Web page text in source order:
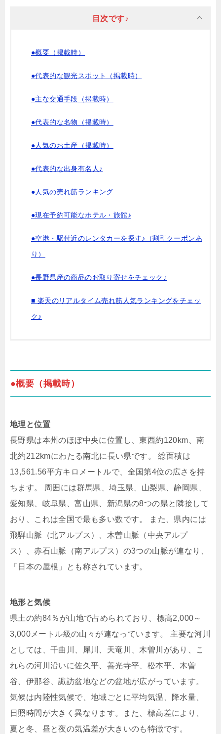
目次です♪
●概要（掲載時）
●代表的な観光スポット（掲載時）
●主な交通手段（掲載時）
●代表的な名物（掲載時）
●人気のお土産（掲載時）
●代表的な出身有名人♪
●人気の売れ筋ランキング
●現在予約可能なホテル・旅館♪
●空港・駅付近のレンタカーを探す♪（割引クーポンあ
り）
●長野県産の商品のお取り寄せをチェック♪
■ 楽天のリアルタイム売れ筋人気ランキングをチェッ
ク♪
●概要（掲載時）
地理と位置
長野県は本州のほぼ中央に位置し、東西約120km、南
北約212kmにわたる南北に長い県です。 ​総面積は
13,561.56平方キロメートルで、全国第4位の広さを持
ちます。 ​周囲には群馬県、埼玉県、山梨県、静岡県、
愛知県、岐阜県、富山県、新潟県の8つの県と隣接して
おり、これは全国で最も多い数です。 ​また、県内には
飛騨山脈（北アルプス）、木曽山脈（中央アルプ
ス）、赤石山脈（南アルプス）の3つの山脈が連なり、
「日本の屋根」とも称されています。 ​
地形と気候
県土の約84％が山地で占められており、標高2,000～
3,000メートル級の山々が連なっています。 ​主要な河川
としては、千曲川、犀川、天竜川、木曽川があり、こ
れらの河川沿いに佐久平、善光寺平、松本平、木曽
谷、伊那谷、諏訪盆地などの盆地が広がっています。 ​
気候は内陸性気候で、地域ごとに平均気温、降水量、
日照時間が大きく異なります。​また、標高差により、
夏と冬、昼と夜の気温差が大きいのも特徴です。 ​